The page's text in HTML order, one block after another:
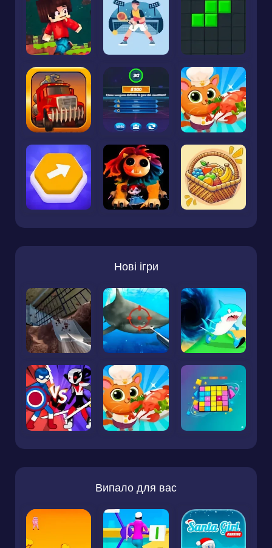
Нові ігри
Випало для вас